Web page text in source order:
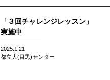
「３回チャレンジレッスン」
実施中
2025.1.21
都立大(目黒)センター